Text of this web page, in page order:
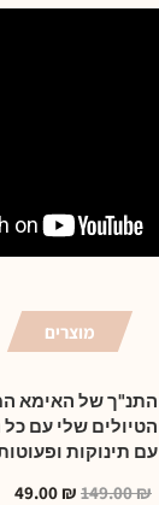
מוצרים
התנ"ך של האימא
הטיולים שלי עם
עם תינוקות
149.00₪
49.00 ₪